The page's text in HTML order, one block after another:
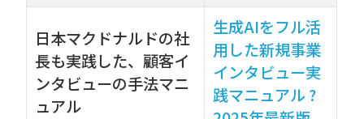
日本マクドナルドの社
長も実践した、顧客イ
ンタビューの手法マニ
ュアル
生成AIをフル活
用した新規事業
インタビュー実
践マニュアル ?